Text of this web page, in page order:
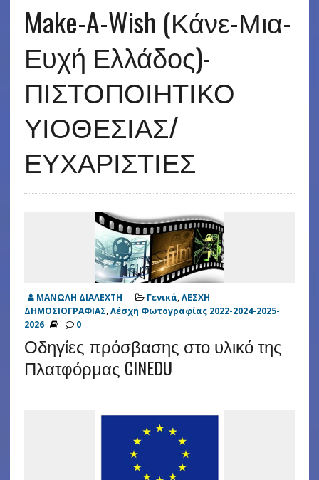
Make-A-Wish (Κάνε-Μια-
Ευχή Ελλάδος)-
ΠΙΣΤΟΠΟΙΗΤΙΚΟ
ΥΙΟΘΕΣΙΑΣ/
ΕΥΧΑΡΙΣΤΙΕΣ
ΜΑΝΩΛΗ ΔΙΑΛΕΧΤΗ Γενικά,ΛΕΣΧΗ
ΔΗΜΟΣΙΟΓΡΑΦΙΑΣ,Λέσχη Φωτογραφίας 2022-2024-2025-
2026
0
Οδηγίες πρόσβασης στο υλικό της
Πλατφόρμας CINEDU